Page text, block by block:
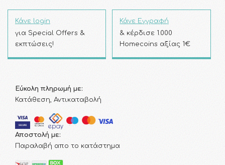
Κάνε login
για Special Offers &
εκπτώσεις!
Κάνε Εγγραφή
& κέρδισε 1.000
Homecoins αξίας 1€
Εύκολη πληρωμή με:
Κατάθεση, Αντικαταβολή
Αποστολή με:
Παραλαβή απο το κατάστημα